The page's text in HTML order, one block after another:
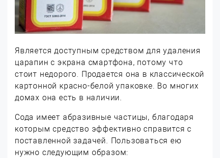
Является доступным средством для удаления
царапин с экрана смартфона, потому что
стоит недорого. Продается она в классической
картонной красно-белой упаковке. Во многих
домах она есть в наличии.
Сода имеет абразивные частицы, благодаря
которым средство эффективно справится с
поставленной задачей. Пользоваться ею
нужно следующим образом: